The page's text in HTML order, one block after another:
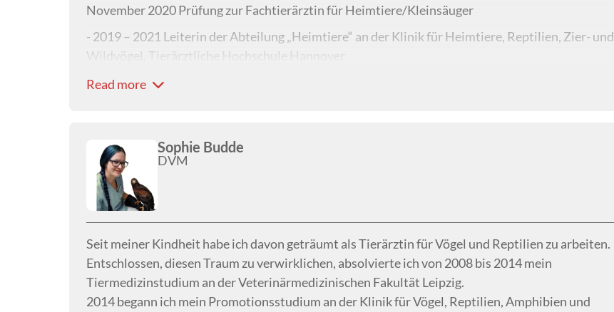
November 2020 Prüfung zur Fachtierärztin für Heimtiere/Kleinsäuger
- 2019 – 2021 Leiterin der Abteilung „Heimtiere“ an der Klinik für Heimtiere, Reptilien, Zier- und
Wildvögel, Tierärztliche Hochschule Hannover
- Mai 2021 Oberärztin für Heimtiere/Kleinsäuger im Zentrum für Tiergesundheit Baden-Baden,
Read more
Sophie Budde
DVM
Seit meiner Kindheit habe ich davon geträumt als Tierärztin für Vögel und Reptilien zu arbeiten.
Entschlossen, diesen Traum zu verwirklichen, absolvierte ich von 2008 bis 2014 mein
Tiermedizinstudium an der Veterinärmedizinischen Fakultät Leipzig.
2014 begann ich mein Promotionsstudium an der Klinik für Vögel, Reptilien, Amphibien und